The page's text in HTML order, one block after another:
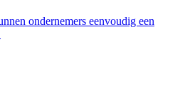
ondernemers eenvoudig een